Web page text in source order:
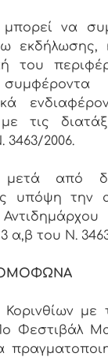
να
εκδήλωσης,
του
τις
3463/2006.
από
υπόψη την
α,β του Ν.
ΟΜΟΦΩΝΑ
με
Φεστιβάλ